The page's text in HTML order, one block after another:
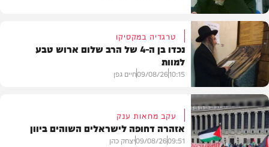
חדשות
חדשות
טרגדיה במקסיקו
נכדו בן ה-4 של הרב שלום ארוש טבע
למוות
10:15
09/08/26חיים גפן
עקב מחאות ענק
אזהרה דחופה לישראלים השוהים ביוון
09:51
09/08/26יצחק כהן